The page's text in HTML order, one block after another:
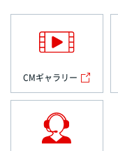
CMギャラリー